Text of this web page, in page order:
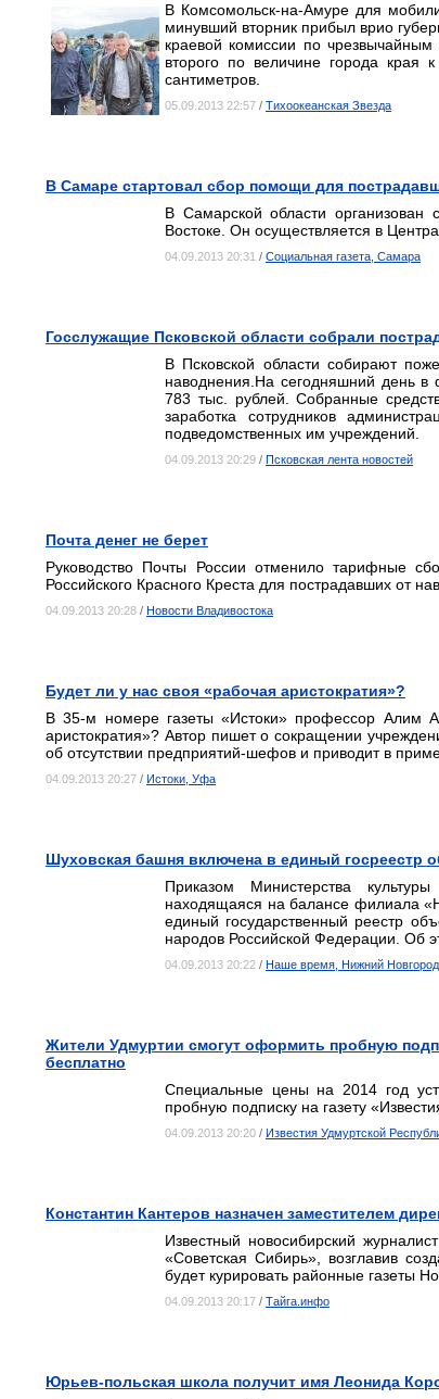
В Комсомольск-на-Амуре для
минувший вторник прибыл врио
краевой комиссии по
второго по величине города края
сантиметров.
05.09.2013 22:57 / Тихоокеанская Звезда
В Самаре стартовал сбор помощи для
В Самарской области
Востоке. Он осуществляется в
04.09.2013 20:31 / Социальная газета, Самара
Госслужащие Псковской области собрали
В Псковской области собирают
наводнения.На сегодняшний день
783 тыс. рублей. Собранные
заработка сотрудников
подведомственных им учреждений.
04.09.2013 20:29 / Псковская лента новостей
Почта денег не берет
Руководство Почты России отменило тарифные
Российского Красного Креста для пострадавших от
04.09.2013 20:28 / Новости Владивостока
Будет ли у нас своя «рабочая аристократия»?
В 35-м номере газеты «Истоки» профессор Алим
аристократия»? Автор пишет о сокращении
об отсутствии предприятий-шефов и приводит в
04.09.2013 20:27 / Истоки, Уфа
Шуховская башня включена в единый госреестр
Приказом Министерства
находящаяся на балансе филиала
единый государственный реестр
народов Российской Федерации. Об
04.09.2013 20:22 / Наше время, Нижний Новгород
Жители Удмуртии смогут оформить пробную
бесплатно
Специальные цены на 2014 год
пробную подписку на газету
04.09.2013 20:20 / Известия Удмуртской
Константин Кантеров назначен заместителем
Известный новосибирский
«Советская Сибирь», возглавив
будет курировать районные газеты
04.09.2013 20:17 / Тайга.инфо
Юрьев-польская школа получит имя Леонида